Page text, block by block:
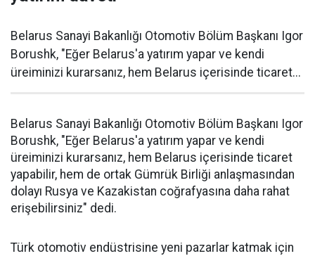
Belarus Sanayi Bakanlığı Otomotiv Bölüm Başkanı Igor
Borushk, "Eğer Belarus'a yatırım yapar ve kendi
üreiminizi kurarsanız, hem Belarus içerisinde ticaret...
Belarus Sanayi Bakanlığı Otomotiv Bölüm Başkanı Igor
Borushk, "Eğer Belarus'a yatırım yapar ve kendi
üreiminizi kurarsanız, hem Belarus içerisinde ticaret
yapabilir, hem de ortak Gümrük Birliği anlaşmasından
dolayı Rusya ve Kazakistan coğrafyasına daha rahat
erişebilirsiniz" dedi.
Türk otomotiv endüstrisine yeni pazarlar katmak için